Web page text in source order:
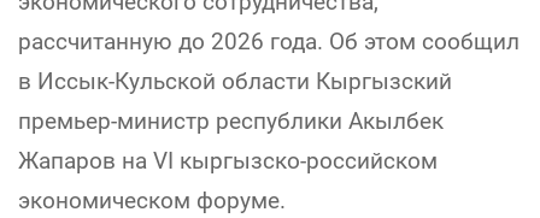
рассчитанную до 2026 года. Об этом сообщил
в Иссык-Кульской области Кыргызский
премьер-министр республики Акылбек
Жапаров на VI кыргызско-российском
экономическом форуме.